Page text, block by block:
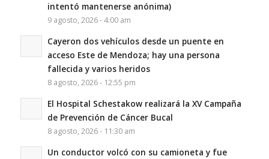
intentó mantenerse anónima)
9 agosto, 2026 - 4:00 am
Cayeron dos vehículos desde un puente en
acceso Este de Mendoza; hay una persona
fallecida y varios heridos
8 agosto, 2026 - 12:55 pm
El Hospital Schestakow realizará la XV Campaña
de Prevención de Cáncer Bucal
8 agosto, 2026 - 11:30 am
Un conductor volcó con su camioneta y fue